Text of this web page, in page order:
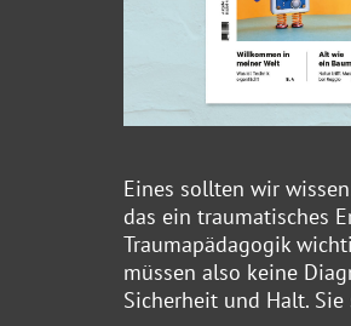
Eines sollten wir
das ein traumatisches
Traumapädagogik
müssen also keine
Sicherheit und Halt.